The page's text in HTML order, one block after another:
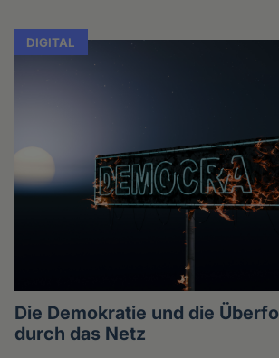
DIGITAL
Die Demokratie und die
durch das Netz